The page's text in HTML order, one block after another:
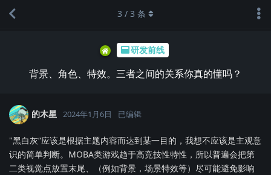
研发前线
背景、角色、特效。三者之间的关系你真的懂吗？
3 / 3 条
的木星 2024年1月6日 已编辑
"黑白灰“应该是根据主题内容而达到某一目的，我想不应该是主观意
识的简单判断。MOBA类游戏趋于高竞技性特性，所以普遍会把第
二类视觉点放置末尾、（例如背景，场景特效等）尽可能避免影响